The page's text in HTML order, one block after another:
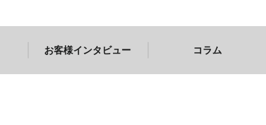
お客様インタビュー コラム